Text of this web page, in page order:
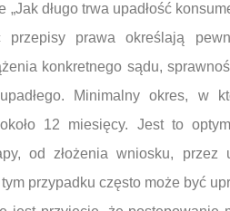
długo trwa upadłość
przepisy prawa określają
konkretnego sądu,
Minimalny okres, w
12 miesięcy. Jest to
od złożenia wniosku,
przypadku często może być